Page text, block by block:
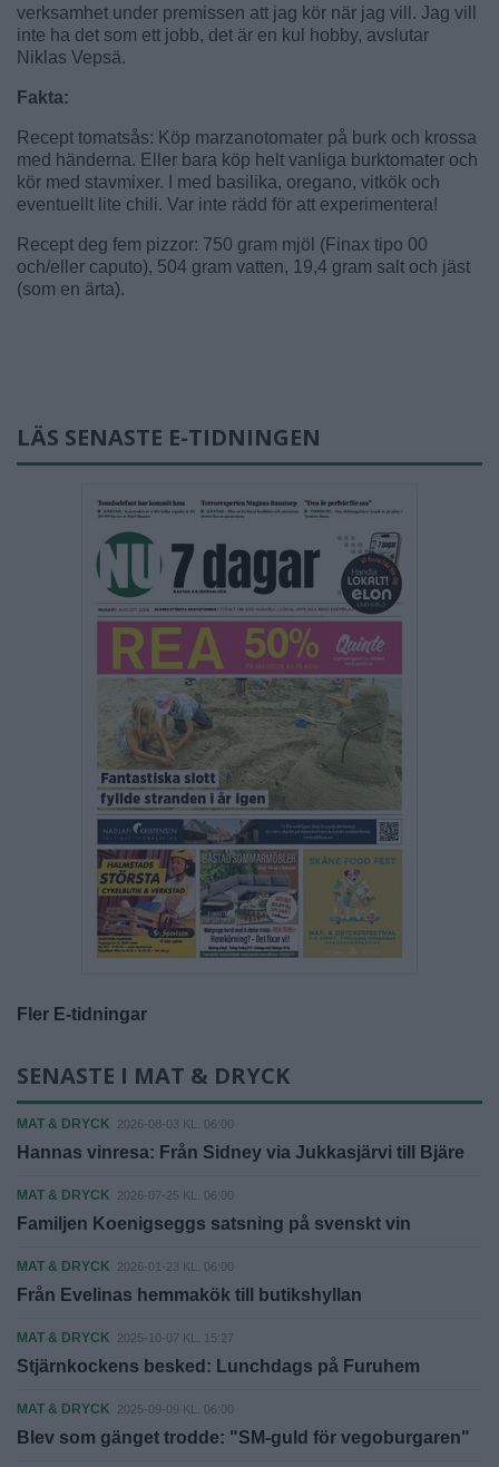
verksamhet under premissen att jag kör när jag vill. Jag vill
inte ha det som ett jobb, det är en kul hobby, avslutar
Niklas Vepsä.
Fakta:
Recept tomatsås: Köp marzanotomater på burk och krossa
med händerna. Eller bara köp helt vanliga burktomater och
kör med stavmixer. I med basilika, oregano, vitkök och
eventuellt lite chili. Var inte rädd för att experimentera!
Recept deg fem pizzor: 750 gram mjöl (Finax tipo 00
och/eller caputo), 504 gram vatten, 19,4 gram salt och jäst
(som en ärta).
LÄS SENASTE E-TIDNINGEN
Fler E-tidningar
SENASTE I MAT & DRYCK
MAT & DRYCK 2026-08-03 KL. 06:00
Hannas vinresa: Från Sidney via Jukkasjärvi till Bjäre
MAT & DRYCK 2026-07-25 KL. 06:00
Familjen Koenigseggs satsning på svenskt vin
MAT & DRYCK 2026-01-23 KL. 06:00
Från Evelinas hemmakök till butikshyllan
MAT & DRYCK 2025-10-07 KL. 15:27
Stjärnkockens besked: Lunchdags på Furuhem
MAT & DRYCK 2025-09-09 KL. 06:00
Blev som gänget trodde: "SM-guld för vegoburgaren"